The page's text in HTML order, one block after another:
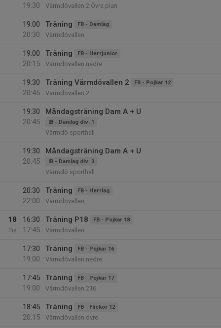
19:30
Värmdövallen 2 Övre plan
19:00
20:30
Träning FB - Damlag
Värmdövallen
19:00
20:15
Träning FB - Herrjunior
Värmdövallen nedre
19:30
20:45
Träning Värmdövallen 2 FB - Pojkar 12
Värmdövallen 2
19:30
20:45
Måndagsträning Dam A + U
IB - Damlag div. 1
Värmdö sporthall
19:30
20:45
Måndagsträning Dam A + U
IB - Damlag div. 3
Värmdö sporthall
20:30
22:00
Träning FB - Herrlag
Värmdövallen
18
Tis
16:30
17:45
Träning P18 FB - Pojkar 18
Värmdövallen
17:30
19:00
Träning FB - Pojkar 16
Värmdövallen nedre
17:45
19:00
Träning FB - Pojkar 17
Värmdövallen 216
18:45
20:15
Träning FB - Flickor 12
Värmdövallen övre